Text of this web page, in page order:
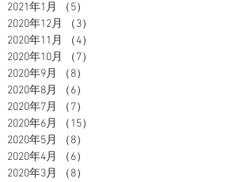
2021年1月
（5）
2020年12月
（3）
2020年11月
（4）
2020年10月
（7）
2020年9月
（8）
2020年8月
（6）
2020年7月
（7）
2020年6月
（15）
2020年5月
（8）
2020年4月
（6）
2020年3月
（8）